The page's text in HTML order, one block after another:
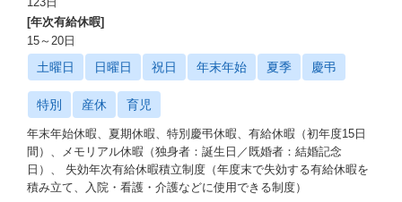
[年次有給休暇]
15～20日
土曜日 日曜日 祝日 年末年始 夏季 慶弔
特別 産休 育児
年末年始休暇、夏期休暇、特別慶弔休暇、有給休暇（初年度15日
間）、メモリアル休暇（独身者：誕生日／既婚者：結婚記念
日）、 失効年次有給休暇積立制度（年度末で失効する有給休暇を
積み立て、入院・看護・介護などに使用できる制度）